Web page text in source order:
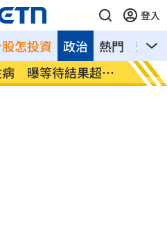
登入
怎投資 熱門 影音
政治
病 曝等待結果超忐
佐藤
停